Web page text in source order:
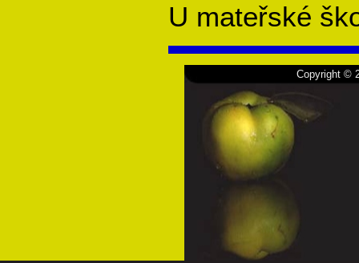
U mateřské
Copyright ©